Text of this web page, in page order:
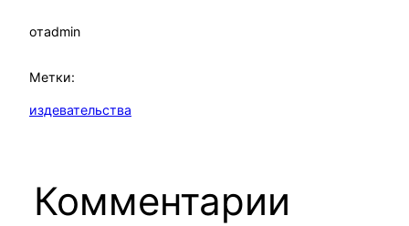
отadmin
Метки:
издевательства
Комментарии